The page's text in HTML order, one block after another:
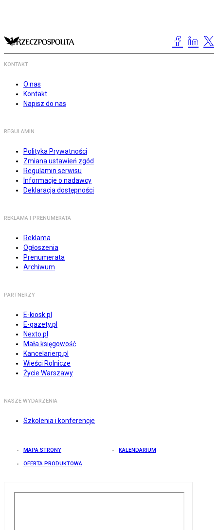
KONTAKT
O nas
Kontakt
Napisz do nas
REGULAMIN
Polityka Prywatności
Zmiana ustawień zgód
Regulamin serwisu
Informacje o nadawcy
Deklaracja dostępności
REKLAMA I PRENUMERATA
Reklama
Ogłoszenia
Prenumerata
Archiwum
PARTNERZY
E-kiosk.pl
E-gazety.pl
Nexto.pl
Mała księgowość
Kancelarierp.pl
Wieści Rolnicze
Życie Warszawy
NASZE WYDARZENIA
Szkolenia i konferencje
MAPA STRONY KALENDARIUM
OFERTA PRODUKTOWA